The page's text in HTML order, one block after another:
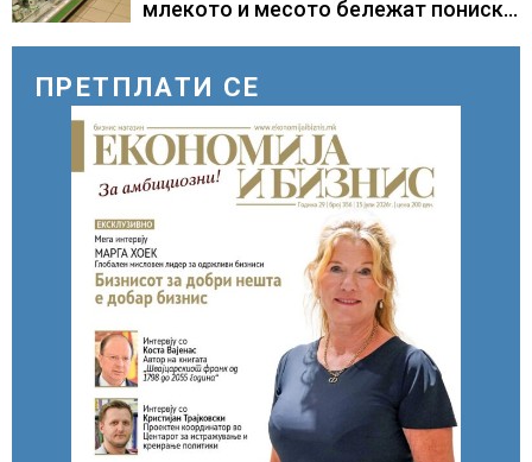
млекото и месото бележат пониски
ПРЕТПЛАТИ СЕ